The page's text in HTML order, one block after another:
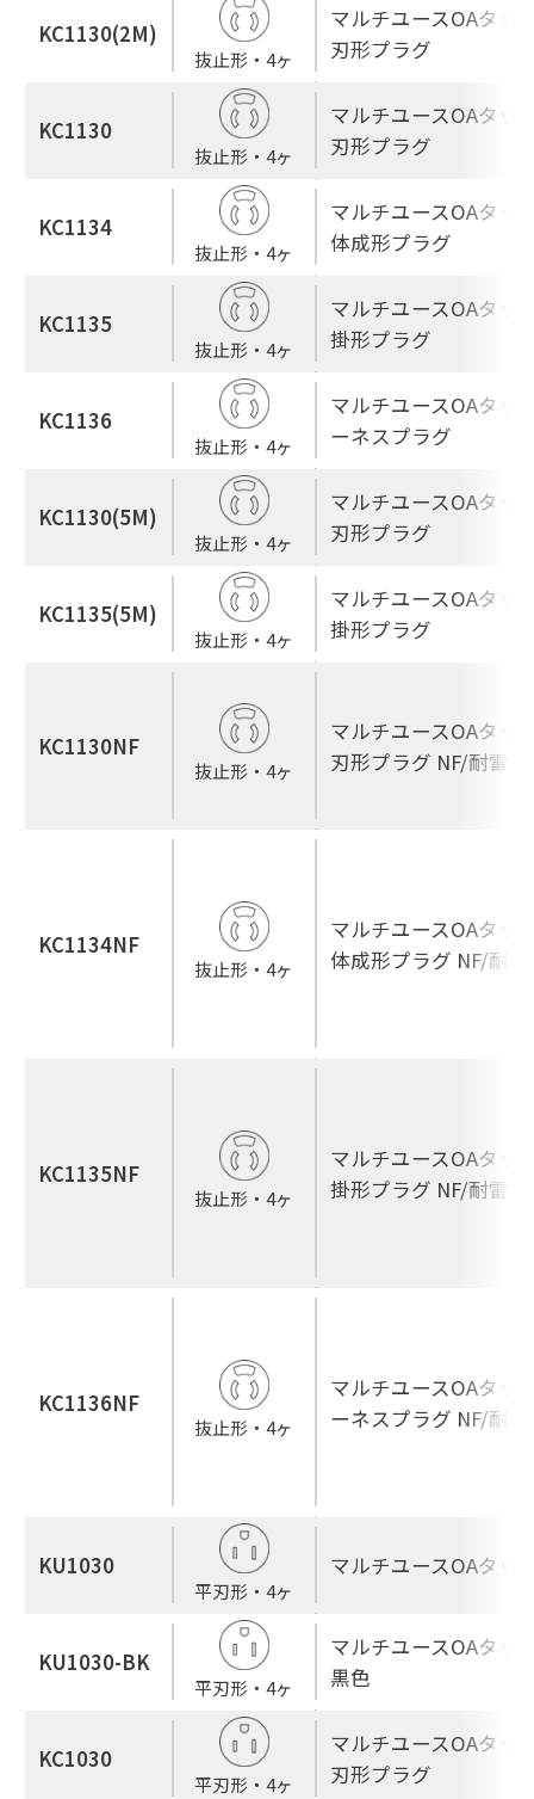
KC1130(2M)
抜止形・4ヶ
マルチユースOAタッ
刃形プラグ
KC1130
抜止形・4ヶ
マルチユースOAタッ
刃形プラグ
KC1134
抜止形・4ヶ
マルチユースOAタッ
体成形プラグ
KC1135
抜止形・4ヶ
マルチユースOAタッ
掛形プラグ
KC1136
抜止形・4ヶ
マルチユースOAタッ
ーネスプラグ
KC1130(5M)
抜止形・4ヶ
マルチユースOAタッ
刃形プラグ
KC1135(5M)
抜止形・4ヶ
マルチユースOAタッ
掛形プラグ
KC1130NF
抜止形・4ヶ
マルチユースOAタッ
刃形プラグ NF/耐雷
KC1134NF
抜止形・4ヶ
マルチユースOAタッ
体成形プラグ NF/耐
KC1135NF
抜止形・4ヶ
マルチユースOAタッ
掛形プラグ NF/耐雷
KC1136NF
抜止形・4ヶ
マルチユースOAタッ
ーネスプラグ NF/耐
KU1030
平刃形・4ヶ
マルチユースOAタッ
KU1030-BK
平刃形・4ヶ
マルチユースOAタッ
黒色
KC1030
平刃形・4ヶ
マルチユースOAタッ
刃形プラグ